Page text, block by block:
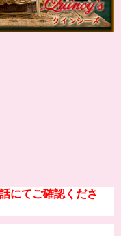
にてご確認くださ